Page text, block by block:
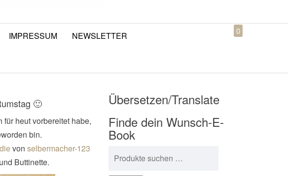
IMPRESSUM NEWSLETTER 0
🙂
heut vorbereitet habe,
bin.
von selbermacher-123
Buttinette.
Übersetzen/Translate
Finde dein Wunsch-E-
Book